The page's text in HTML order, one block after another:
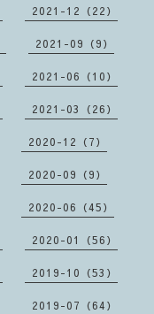
2021-12（22）
2021-09（9）
2021-06（10）
2021-03（26）
2020-12（7）
2020-09（9）
2020-06（45）
2020-01（56）
2019-10（53）
2019-07（64）